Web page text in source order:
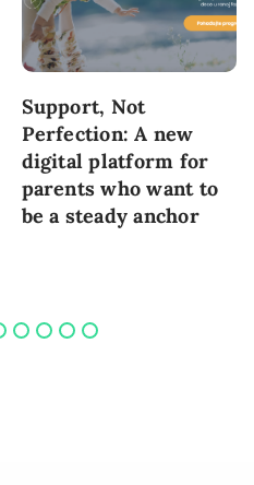
Support, Not
Perfection: A new
digital platform for
parents who want to
be a steady anchor